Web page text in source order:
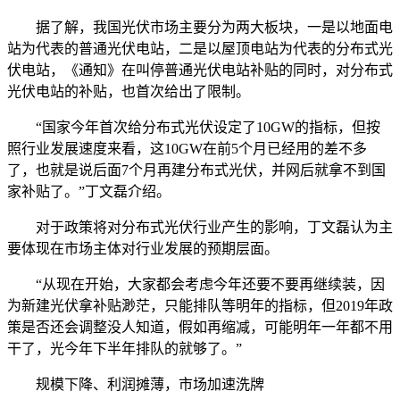
据了解，我国光伏市场主要分为两大板块，一是以地面电
站为代表的普通光伏电站，二是以屋顶电站为代表的分布式光
伏电站，《通知》在叫停普通光伏电站补贴的同时，对分布式
光伏电站的补贴，也首次给出了限制。
“国家今年首次给分布式光伏设定了10GW的指标，但按
照行业发展速度来看，这10GW在前5个月已经用的差不多
了，也就是说后面7个月再建分布式光伏，并网后就拿不到国
家补贴了。”丁文磊介绍。
对于政策将对分布式光伏行业产生的影响，丁文磊认为主
要体现在市场主体对行业发展的预期层面。
“从现在开始，大家都会考虑今年还要不要再继续装，因
为新建光伏拿补贴渺茫，只能排队等明年的指标，但2019年政
策是否还会调整没人知道，假如再缩减，可能明年一年都不用
干了，光今年下半年排队的就够了。”
规模下降、利润摊薄，市场加速洗牌